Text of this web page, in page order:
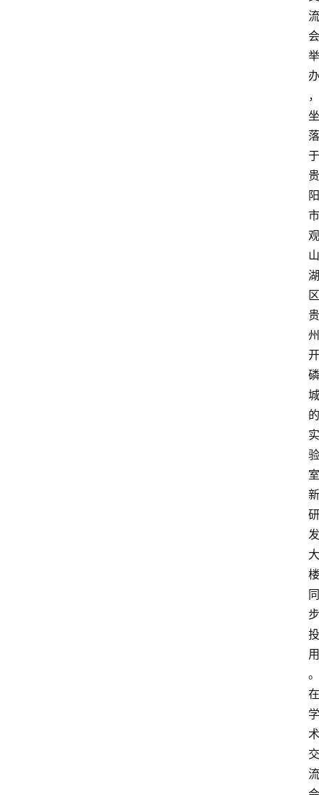
流
会
举
办
，
坐
落
于
贵
阳
市
观
山
湖
区
贵
州
开
磷
城
的
实
验
室
新
研
发
大
楼
同
步
投
用
。
在
学
术
交
流